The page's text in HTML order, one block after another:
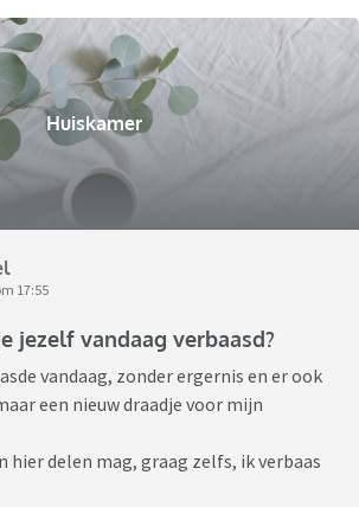
Huiskamer
17:55
jezelf vandaag verbaasd?
vandaag, zonder ergernis en er ook
een nieuw draadje voor mijn
hier delen mag, graag zelfs, ik verbaas